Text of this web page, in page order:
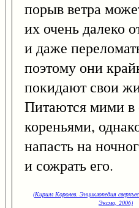
порыв ветра
их очень далеко
и даже
поэтому они
покидают свои
Питаются мими в
кореньями,
напасть на
и сожрать его.
(Кирилл Королев. Энциклопедия
Эксмо, 2006)